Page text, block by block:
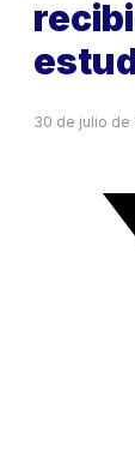
30 de julio de